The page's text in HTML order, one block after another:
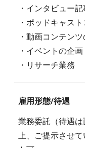
・インタビュー
・ポッドキャス
・動画コンテン
・イベントの企画
・リサーチ業務
雇用形態/待遇
業務委託（待遇
上、ご提示させ